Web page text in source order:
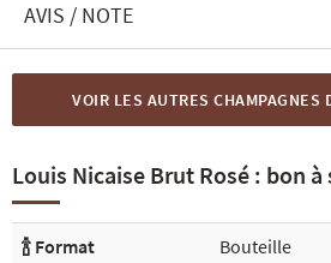
AVIS / NOTE
VOIR LES AUTRES CHAMPAGNES
Louis Nicaise Brut Rosé : bon à
🍾 Format
Bouteille